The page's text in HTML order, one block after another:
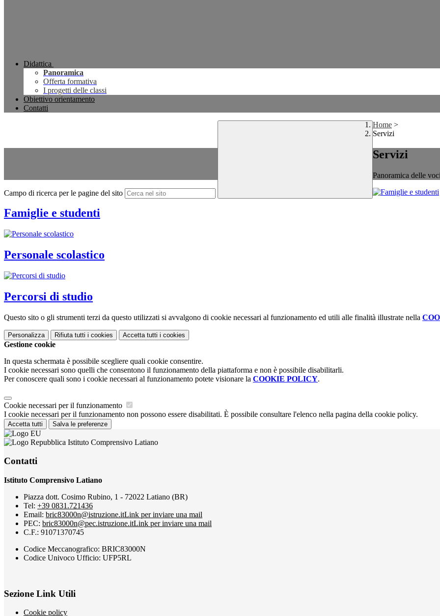
Didattica
Panoramica
Offerta formativa
I progetti delle classi
Obiettivo orientamento
Contatti
Campo di ricerca per le pagine del sito
Home >
Servizi
Servizi
Panoramica delle
Famiglie e studenti
Personale scolastico
Percorsi di studio
Questo sito o gli strumenti terzi da questo utilizzati si avvalgono di cookie necessari al funzionamento ed utili alle finalità illustrate nella
Personalizza Rifiuta tutti i cookies Accetta tutti i cookies
Gestione cookie
In questa schermata è possibile scegliere quali cookie consentire.
I cookie necessari sono quelli che consentono il funzionamento della piattaforma e non è possibile disabilitarli.
Per conoscere quali sono i cookie necessari al funzionamento potete visionare la COOKIE POLICY.
Cookie necessari per il funzionamento
I cookie necessari per il funzionamento non possono essere disabilitati. È possibile consultare l'elenco nella pagina della cookie policy.
Accetta tutti Salva le preferenze
Istituto Comprensivo Latiano
Contatti
Istituto Comprensivo Latiano
Piazza dott. Cosimo Rubino, 1 - 72022 Latiano (BR)
Tel: +39 0831.721436
Email: bric83000n@istruzione.itLink per inviare una mail
PEC: bric83000n@pec.istruzione.itLink per inviare una mail
C.F.: 91071370745
Codice Meccanografico: BRIC83000N
Codice Univoco Ufficio: UFP5RL
Sezione Link Utili
Cookie policy